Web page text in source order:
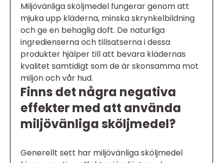
Miljövänliga sköljmedel fungerar genom att
mjuka upp kläderna, minska skrynkelbildning
och ge en behaglig doft. De naturliga
ingredienserna och tillsatserna i dessa
produkter hjälper till att bevara klädernas
kvalitet samtidigt som de är skonsamma mot
miljön och vår hud.
Finns det några negativa
effekter med att använda
miljövänliga sköljmedel?
Generellt sett har miljövänliga sköljmedel